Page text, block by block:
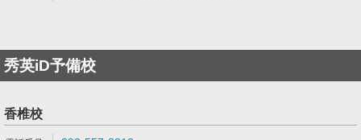
秀英iD予備校
香椎校